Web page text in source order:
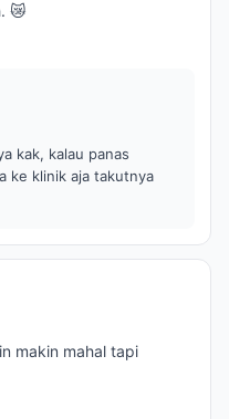
😿
kak, kalau panas
ke klinik aja takutnya
makin mahal tapi